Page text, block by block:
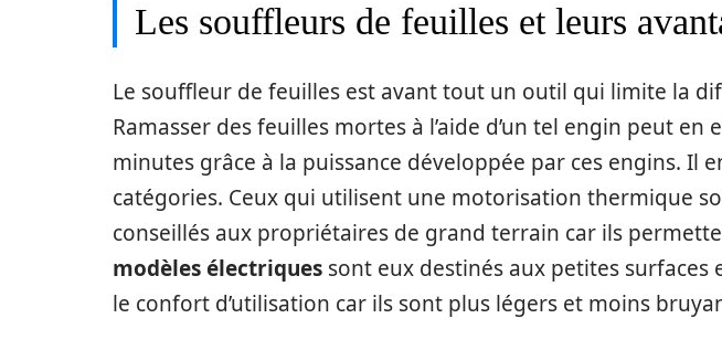
Les souffleurs de feuilles et leurs
Le souffleur de feuilles est avant tout un outil qui limite la
Ramasser des feuilles mortes à l’aide d’un tel engin peut
minutes grâce à la puissance développée par ces engins. Il
catégories. Ceux qui utilisent une motorisation thermique
conseillés aux propriétaires de grand terrain car ils
modèles électriques sont eux destinés aux petites
le confort d’utilisation car ils sont plus légers et moins